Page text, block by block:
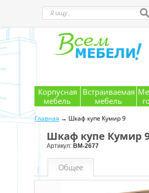
Корпусная
мебель
Встраиваемая
мебель
Главная → Шкаф купе Кумир 9
Шкаф купе Кумир
Артикул: ВМ-2677
Общее